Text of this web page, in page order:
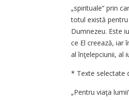
„spirituale“ prin
totul există
Dumnezeu. Este
ce El creează, iar
al înţelepciunii, al
* Texte selectate
„Pentru viaţa